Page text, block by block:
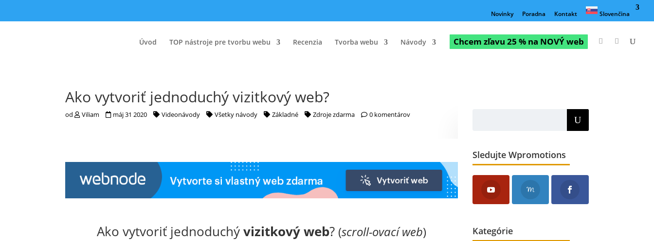
Novinky Poradna Kontakt Slovenčina
Úvod TOP nástroje pre tvorbu webu Recenzia Tvorba webu Návody Chcem zľavu 25 % na NOVÝ web
Ako vytvoriť jednoduchý vizitkový web?
od Viliam máj 31 2020 Videonávody Všetky návody Základné Zdroje zdarma 0 komentárov
Ako vytvoriť jednoduchývizitkový web? (scroll-ovací web)
Sledujte Wpromotions
Kategórie